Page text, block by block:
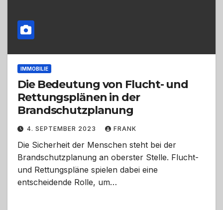
IMMOBILIE
Die Bedeutung von Flucht- und
Rettungsplänen in der
Brandschutzplanung
4. SEPTEMBER 2023 FRANK
Die Sicherheit der Menschen steht bei der
Brandschutzplanung an oberster Stelle. Flucht-
und Rettungspläne spielen dabei eine
entscheidende Rolle, um…